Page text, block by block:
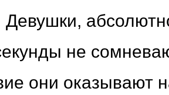
не
они оказывают